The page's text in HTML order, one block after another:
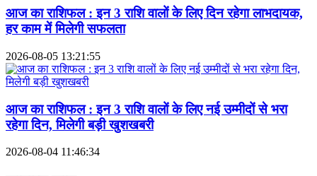
आज का राशिफल : इन 3 राशि वालों के लिए दिन रहेगा लाभदायक,
हर काम में मिलेगी सफलता
2026-08-05 13:21:55
आज का राशिफल : इन 3 राशि वालों के लिए नई उम्मीदों से भरा
रहेगा दिन, मिलेगी बड़ी खुशखबरी
2026-08-04 11:46:34